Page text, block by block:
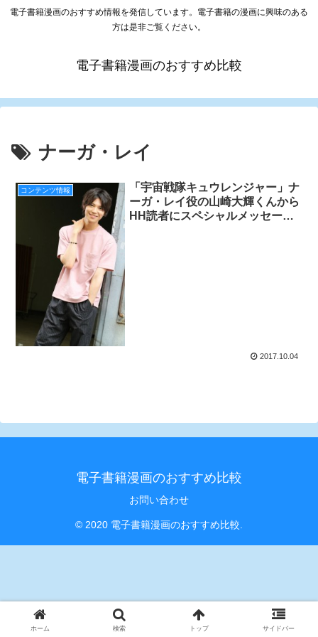
電子書籍漫画のおすすめ情報を発信しています。電子書籍の漫画に興味のある
方は是非ご覧ください。
電子書籍漫画のおすすめ比較
ナーガ・レイ
コンテンツ情報
「宇宙戦隊キュウレンジャー」ナ
ーガ・レイ役の山崎大輝くんから
HH読者にスペシャルメッセージ
2017.10.04
電子書籍漫画のおすすめ比較
お問い合わせ
© 2020 電子書籍漫画のおすすめ比較.
ホーム 検索 トップ サイドバー